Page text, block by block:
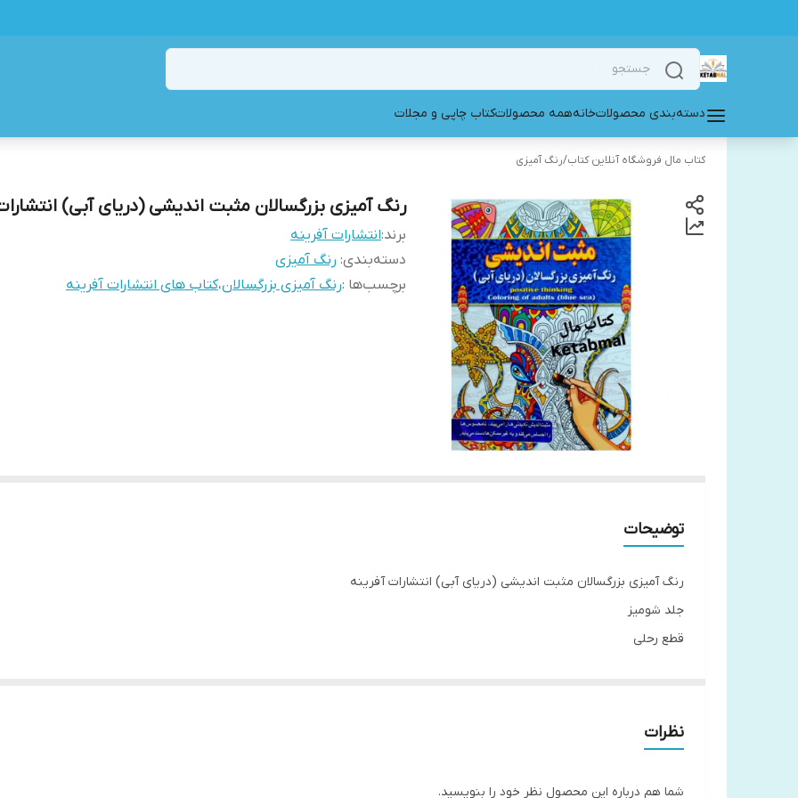
دسته‌بندی محصولاتخانههمه محصولاتکتاب چاپی و مجلات
کتاب مال فروشگاه آنلاین کتاب/رنگ آمیزی
رنگ آمیزی بزرگسالان مثبت اندیشی (دریای آبی)
برند:انتشارات آفرینه
دسته‌بندی: رنگ آمیزی
برچسب‌ها :رنگ آمیزی بزرگسالان،کتاب های انتشارات آفرینه
توضیحات
رنگ آمیزی بزرگسالان مثبت اندیشی (دریای آبی) انتشارات آفرینه
جلد شومیز
قطع رحلی
نظرات
شما هم درباره این محصول نظر خود را بنویسید.